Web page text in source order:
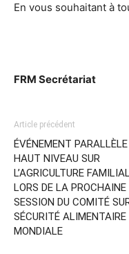
En vous souhaitant à
FRM Secrétariat
Article précédent
ÉVÉNEMENT
HAUT NIVEAU SUR
L’AGRICULTURE
LORS DE LA PROCHAINE
SESSION DU COMITÉ
SÉCURITÉ ALIMENTAIRE
MONDIALE